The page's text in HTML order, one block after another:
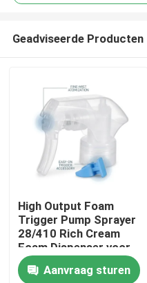
Geadviseerde Producten
High Output Foam
Trigger Pump Sprayer
28/410 Rich Cream
Foam Dispenser voor
badkamer
tegelreinigingsproducten
Aanvraag sturen